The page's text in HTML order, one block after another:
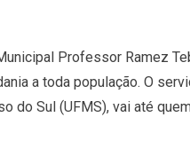
Professor Ramez
a toda população. O
do Sul (UFMS), vai até